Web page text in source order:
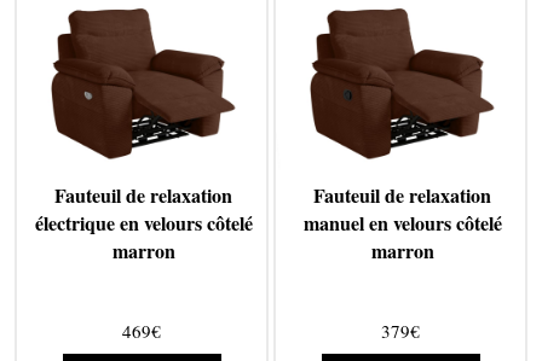
Fauteuil de relaxation
électrique en velours côtelé
marron
469€
Fauteuil de relaxation
manuel en velours côtelé
marron
379€